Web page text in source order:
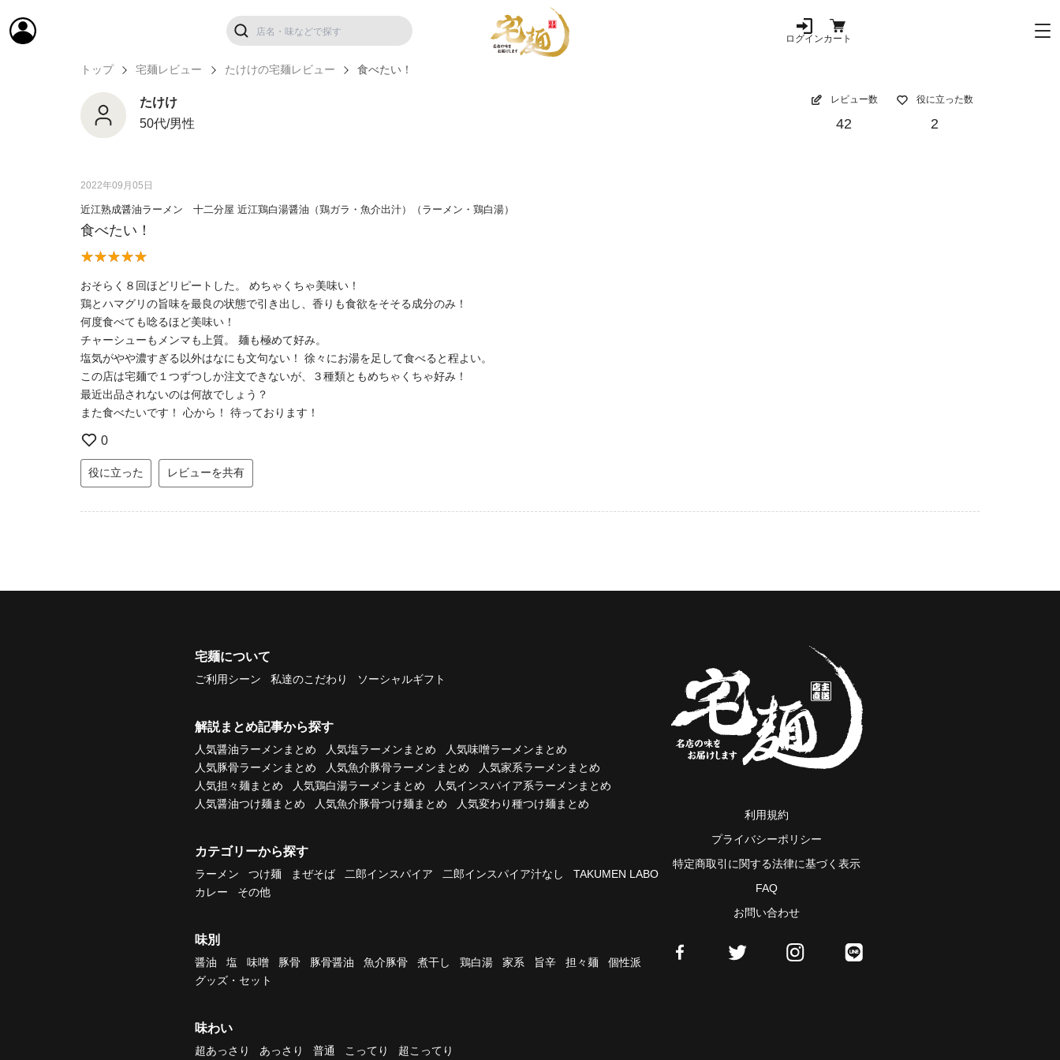
ログインカート
トップ 宅麺レビュー たけけの宅麺レビュー 食べたい！
たけけ
50代/男性
レビュー数
42
役に立った数
2
2022年09月05日
近江熟成醤油ラーメン 十二分屋 近江鶏白湯醤油（鶏ガラ・魚介出汁）（ラーメン・鶏白湯）
食べたい！
おそらく８回ほどリピートした。 めちゃくちゃ美味い！
鶏とハマグリの旨味を最良の状態で引き出し、香りも食欲をそそる成分のみ！
何度食べても唸るほど美味い！
チャーシューもメンマも上質。 麺も極めて好み。
塩気がやや濃すぎる以外はなにも文句ない！ 徐々にお湯を足して食べると程よい。
この店は宅麺で１つずつしか注文できないが、３種類ともめちゃくちゃ好み！
最近出品されないのは何故でしょう？
また食べたいです！ 心から！ 待っております！
0
役に立った レビューを共有
宅麺について
ご利用シーン 私達のこだわり ソーシャルギフト
解説まとめ記事から探す
人気醤油ラーメンまとめ 人気塩ラーメンまとめ
人気味噌ラーメンまとめ
人気豚骨ラーメンまとめ
人気魚介豚骨ラーメンまとめ
人気家系ラーメンまとめ
人気担々麺まとめ
人気鶏白湯ラーメンまとめ
人気インスパイア系ラーメンまとめ
人気醤油つけ麺まとめ
人気魚介豚骨つけ麺まとめ 人気変わり種つけ麺まとめ
カテゴリーから探す
ラーメン つけ麺 まぜそば 二郎インスパイア 二郎インスパイア汁なし
TAKUMEN LABO
カレー
その他
味別
醤油 塩 味噌 豚骨 豚骨醤油 魚介豚骨 煮干し 鶏白湯 家系 旨辛 担々麺
個性派
グッズ・セット
味わい
超あっさり あっさり 普通 こってり 超こってり
利用規約
プライバシーポリシー
特定商取引に関する法律に基づく表示
FAQ
お問い合わせ